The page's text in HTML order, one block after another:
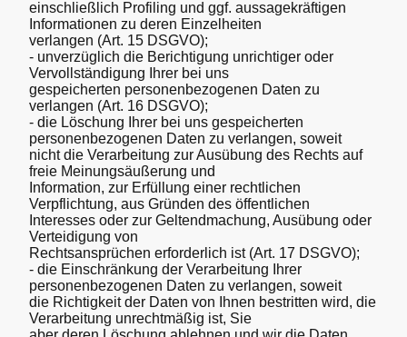
einschließlich Profiling und ggf. aussagekräftigen
Informationen zu deren Einzelheiten
verlangen (Art. 15 DSGVO);
- unverzüglich die Berichtigung unrichtiger oder
Vervollständigung Ihrer bei uns
gespeicherten personenbezogenen Daten zu
verlangen (Art. 16 DSGVO);
- die Löschung Ihrer bei uns gespeicherten
personenbezogenen Daten zu verlangen, soweit
nicht die Verarbeitung zur Ausübung des Rechts auf
freie Meinungsäußerung und
Information, zur Erfüllung einer rechtlichen
Verpflichtung, aus Gründen des öffentlichen
Interesses oder zur Geltendmachung, Ausübung oder
Verteidigung von
Rechtsansprüchen erforderlich ist (Art. 17 DSGVO);
- die Einschränkung der Verarbeitung Ihrer
personenbezogenen Daten zu verlangen, soweit
die Richtigkeit der Daten von Ihnen bestritten wird, die
Verarbeitung unrechtmäßig ist, Sie